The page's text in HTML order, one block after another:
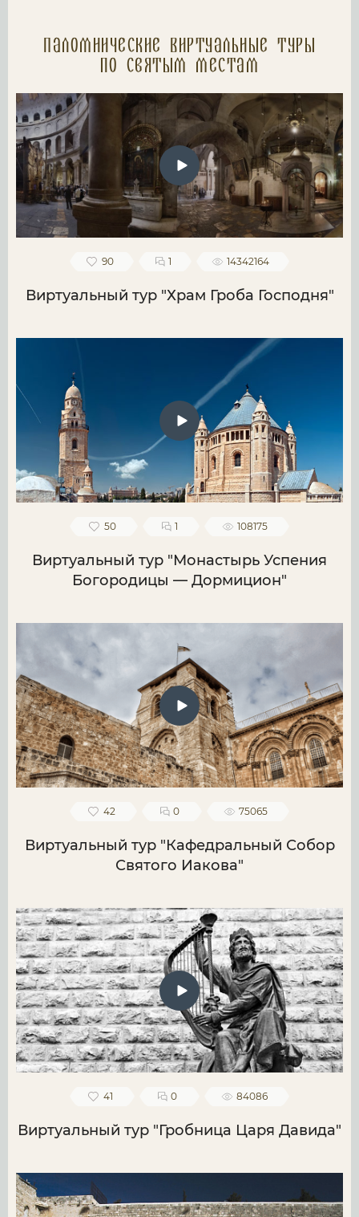
Паломнические Виртуальные туры
по святым местам
90 1 14342164
Виртуальный тур "Храм Гроба Господня"
50 1 108175
Виртуальный тур "Монастырь Успения
Богородицы — Дормицион"
42 0 75065
Виртуальный тур "Кафедральный Собор
Святого Иакова"
41 0 84086
Виртуальный тур "Гробница Царя Давида"